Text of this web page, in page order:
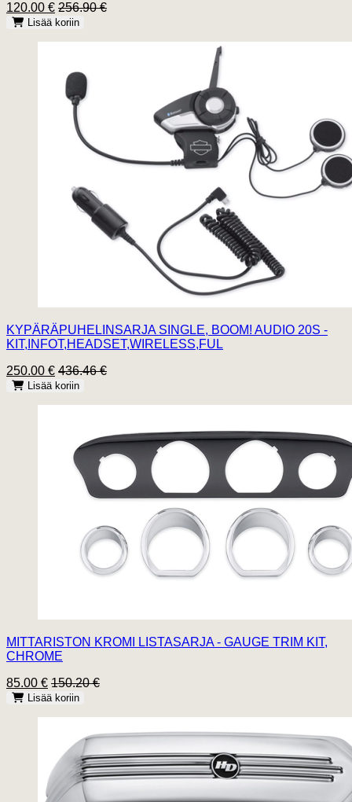
120.00 € 256.90 €
Lisää koriin
KYPÄRÄPUHELINSARJA SINGLE, BOOM! AUDIO 20S -
KIT,INFOT,HEADSET,WIRELESS,FUL
250.00 € 436.46 €
Lisää koriin
MITTARISTON KROMI LISTASARJA - GAUGE TRIM KIT,
CHROME
85.00 € 150.20 €
Lisää koriin